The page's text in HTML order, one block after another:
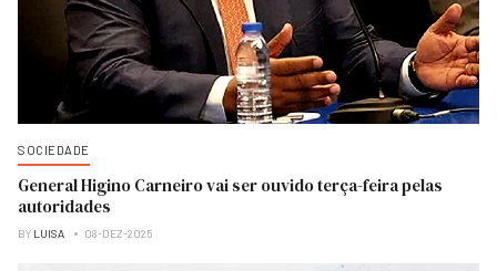
SOCIEDADE
General Higino Carneiro vai ser ouvido terça-feira pelas
autoridades
BY LUISA 08-DEZ-2025